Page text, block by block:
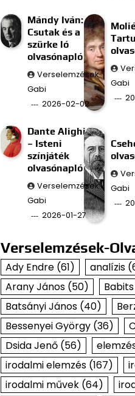
Mándy Iván:
Csutak és a
szürke ló
olvasónapló
Verselemzések
Gabi
2026-02-02
Gabi
Dante Alighieri
– Isteni
színjáték
olvasónapló
Verselemzések
Gabi
2026-01-27
Gabi
Verselemzések-
Ady Endre(61) analízis
Arany János(50)
Batsányi János(40)
Bessenyei György(36)
Dsida Jenő(56)
irodalmi elemzés(167)
irodalmi művek(64)